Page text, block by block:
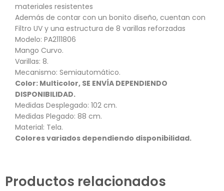
materiales resistentes
Además de contar con un bonito diseño, cuentan con
Filtro UV y una estructura de 8 varillas reforzadas
Modelo: PA2111806
Mango Curvo.
Varillas: 8.
Mecanismo: Semiautomático.
Color: Multicolor, SE ENVÍA DEPENDIENDO
DISPONIBILIDAD.
Medidas Desplegado: 102 cm.
Medidas Plegado: 88 cm.
Material: Tela.
Colores variados dependiendo disponibilidad.
Productos relacionados